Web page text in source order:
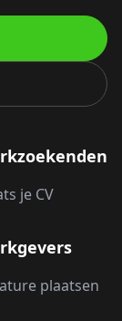
je CV
plaatsen